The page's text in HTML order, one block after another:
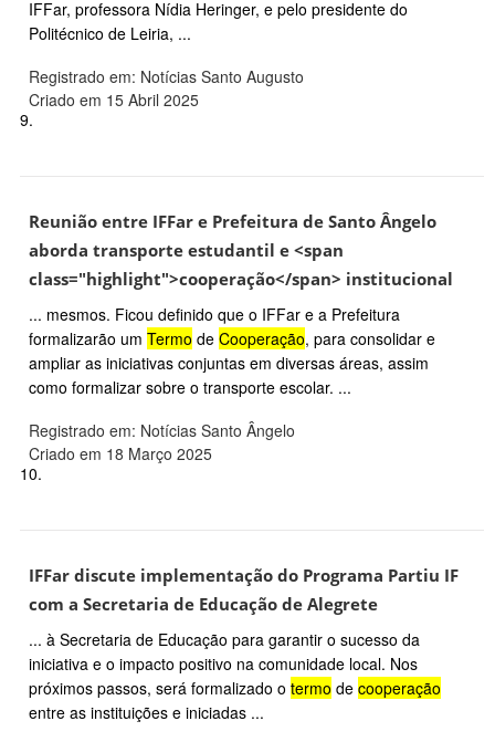
IFFar, professora Nídia Heringer, e pelo presidente do
Politécnico de Leiria, ...
Registrado em: Notícias Santo Augusto
Criado em 15 Abril 2025
9.
Reunião entre IFFar e Prefeitura de Santo Ângelo
aborda transporte estudantil e <span
class="highlight">cooperação</span> institucional
... mesmos. Ficou definido que o IFFar e a Prefeitura
formalizarão um Termo de Cooperação, para consolidar e
ampliar as iniciativas conjuntas em diversas áreas, assim
como formalizar sobre o transporte escolar. ...
Registrado em: Notícias Santo Ângelo
Criado em 18 Março 2025
10.
IFFar discute implementação do Programa Partiu IF
com a Secretaria de Educação de Alegrete
... à Secretaria de Educação para garantir o sucesso da
iniciativa e o impacto positivo na comunidade local. Nos
próximos passos, será formalizado o termo de cooperação
entre as instituições e iniciadas ...